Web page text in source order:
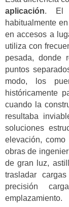
aplicación. El
habitualmente
en accesos a
utiliza con
pesada, donde
puntos
modo, los
históricamente
cuando la
resultaba
soluciones
elevación,
obras de
de gran luz,
trasladar
precisión
emplazamiento.